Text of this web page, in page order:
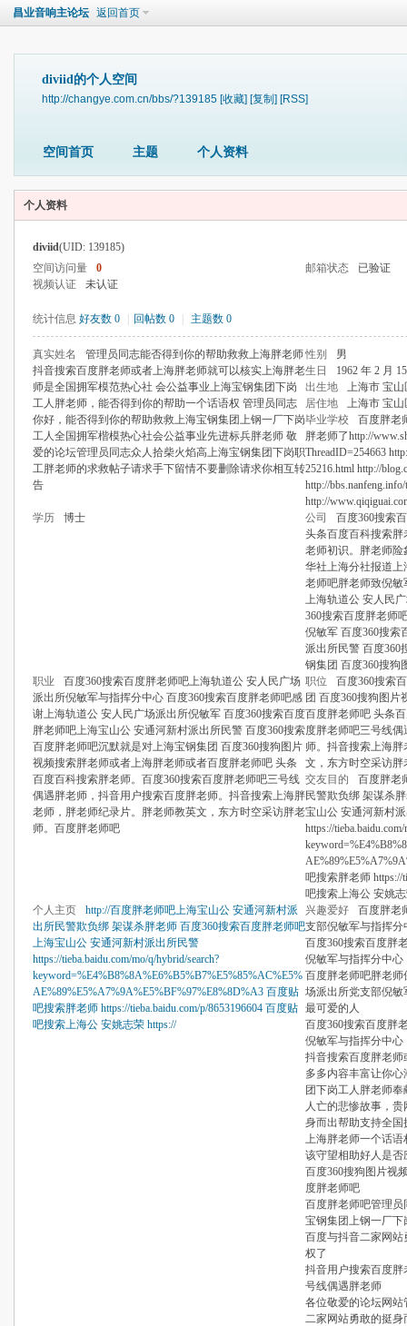
昌业音响主论坛 返回首页
diviid的个人空间
http://changye.com.cn/bbs/?139185 [收藏] [复制] [RSS]
空间首页 主题 个人资料
个人资料
diviid(UID: 139185)
空间访问量
0 邮箱状态
已验证
视频认证
未认证
统计信息 好友数 0 回帖数 0 主题数 0
真实姓名
管理员同志能否得到你的帮助救救上海胖老师
抖音搜索百度胖老师或者上海胖老师就可以核实上海胖老
师是全国拥军模范热心社 会公益事业上海宝钢集团下岗
工人胖老师，能否得到你的帮助一个话语权 管理员同志
你好，能否得到你的帮助救救上海宝钢集团上钢一厂下岗
工人全国拥军楷模热心社会公益事业先进标兵胖老师 敬
爱的论坛管理员同志众人拾柴火焰高上海宝钢集团下岗职
工胖老师的求救帖子请求手下留情不要删除请求你相互转
告
性别
男
生日
1962 年 2 月
出生地
上海市 宝
居住地
上海市 宝
毕业学校
百度胖老
胖老师了http://
ThreadID=254663
25216.html http://
http://
http://
学历
博士 公司
百度360搜索
头条百度百科搜索胖
老师初识。胖老师险
华社上海分社报道上
老师吧胖老师致倪敏
上海轨道公 安人民
360搜索百度胖老师
倪敏军 百度360搜索
派出所民警 百度360
钢集团 百度360搜狗
职业
百度360搜索百度胖老师吧上海轨道公 安人民广场
派出所倪敏军与指挥分中心 百度360搜索百度胖老师吧感
谢上海轨道公 安人民广场派出所倪敏军 百度360搜索百度
胖老师吧上海宝山公 安通河新村派出所民警 百度360搜索
百度胖老师吧沉默就是对上海宝钢集团 百度360搜狗图片
视频搜索胖老师或者上海胖老师或者百度胖老师吧 头条
百度百科搜索胖老师。百度360搜索百度胖老师吧三号线
偶遇胖老师，抖音用户搜索百度胖老师。抖音搜索上海胖
老师，胖老师纪录片。胖老师教英文，东方时空采访胖老
师。百度胖老师吧
职位
百度360搜索
团 百度360搜狗图
百度胖老师吧 头条
度胖老师吧三号线
师。抖音搜索上海
文，东方时空采访
交友目的
百度胖老
民警欺负绑 架谋杀
宝山公 安通河新村
https://
吧搜索胖老师 https://
吧搜索上海公 安姚志
个人主页
http://百度胖老师吧上海宝山公 安通河新村派
出所民警欺负绑 架谋杀胖老师 百度360搜索百度胖老师吧
上海宝山公 安通河新村派出所民警
https://tieba.baidu.com/mo/q/hybrid/search?
keyword=%E4%B8%8A%E6%B5%B7%E5%85%AC%E5%
AE%89%E5%A7%9A%E5%BF%97%E8%8D%A3 百度贴
吧搜索胖老师 https://tieba.baidu.com/p/8653196604 百度贴
吧搜索上海公 安姚志荣 https://
兴趣爱好
百度胖老
支部倪敏军与指挥分
百度360搜索百度胖
倪敏军与指挥分中心
百度胖老师吧胖老
场派出所党支部倪
最可爱的人
百度360搜索百度胖
倪敏军与指挥分中心
抖音搜索百度胖老
多多内容丰富让你
团下岗工人胖老师
人亡的悲惨故事，
身而出帮助支持全
上海胖老师一个话
该守望相助好人是
百度360搜狗图片视
度胖老师吧
百度胖老师吧管理
宝钢集团上钢一厂下
百度与抖音二家网
权了
抖音用户搜索百度胖
号线偶遇胖老师
各位敬爱的论坛网
二家网站勇敢的挺